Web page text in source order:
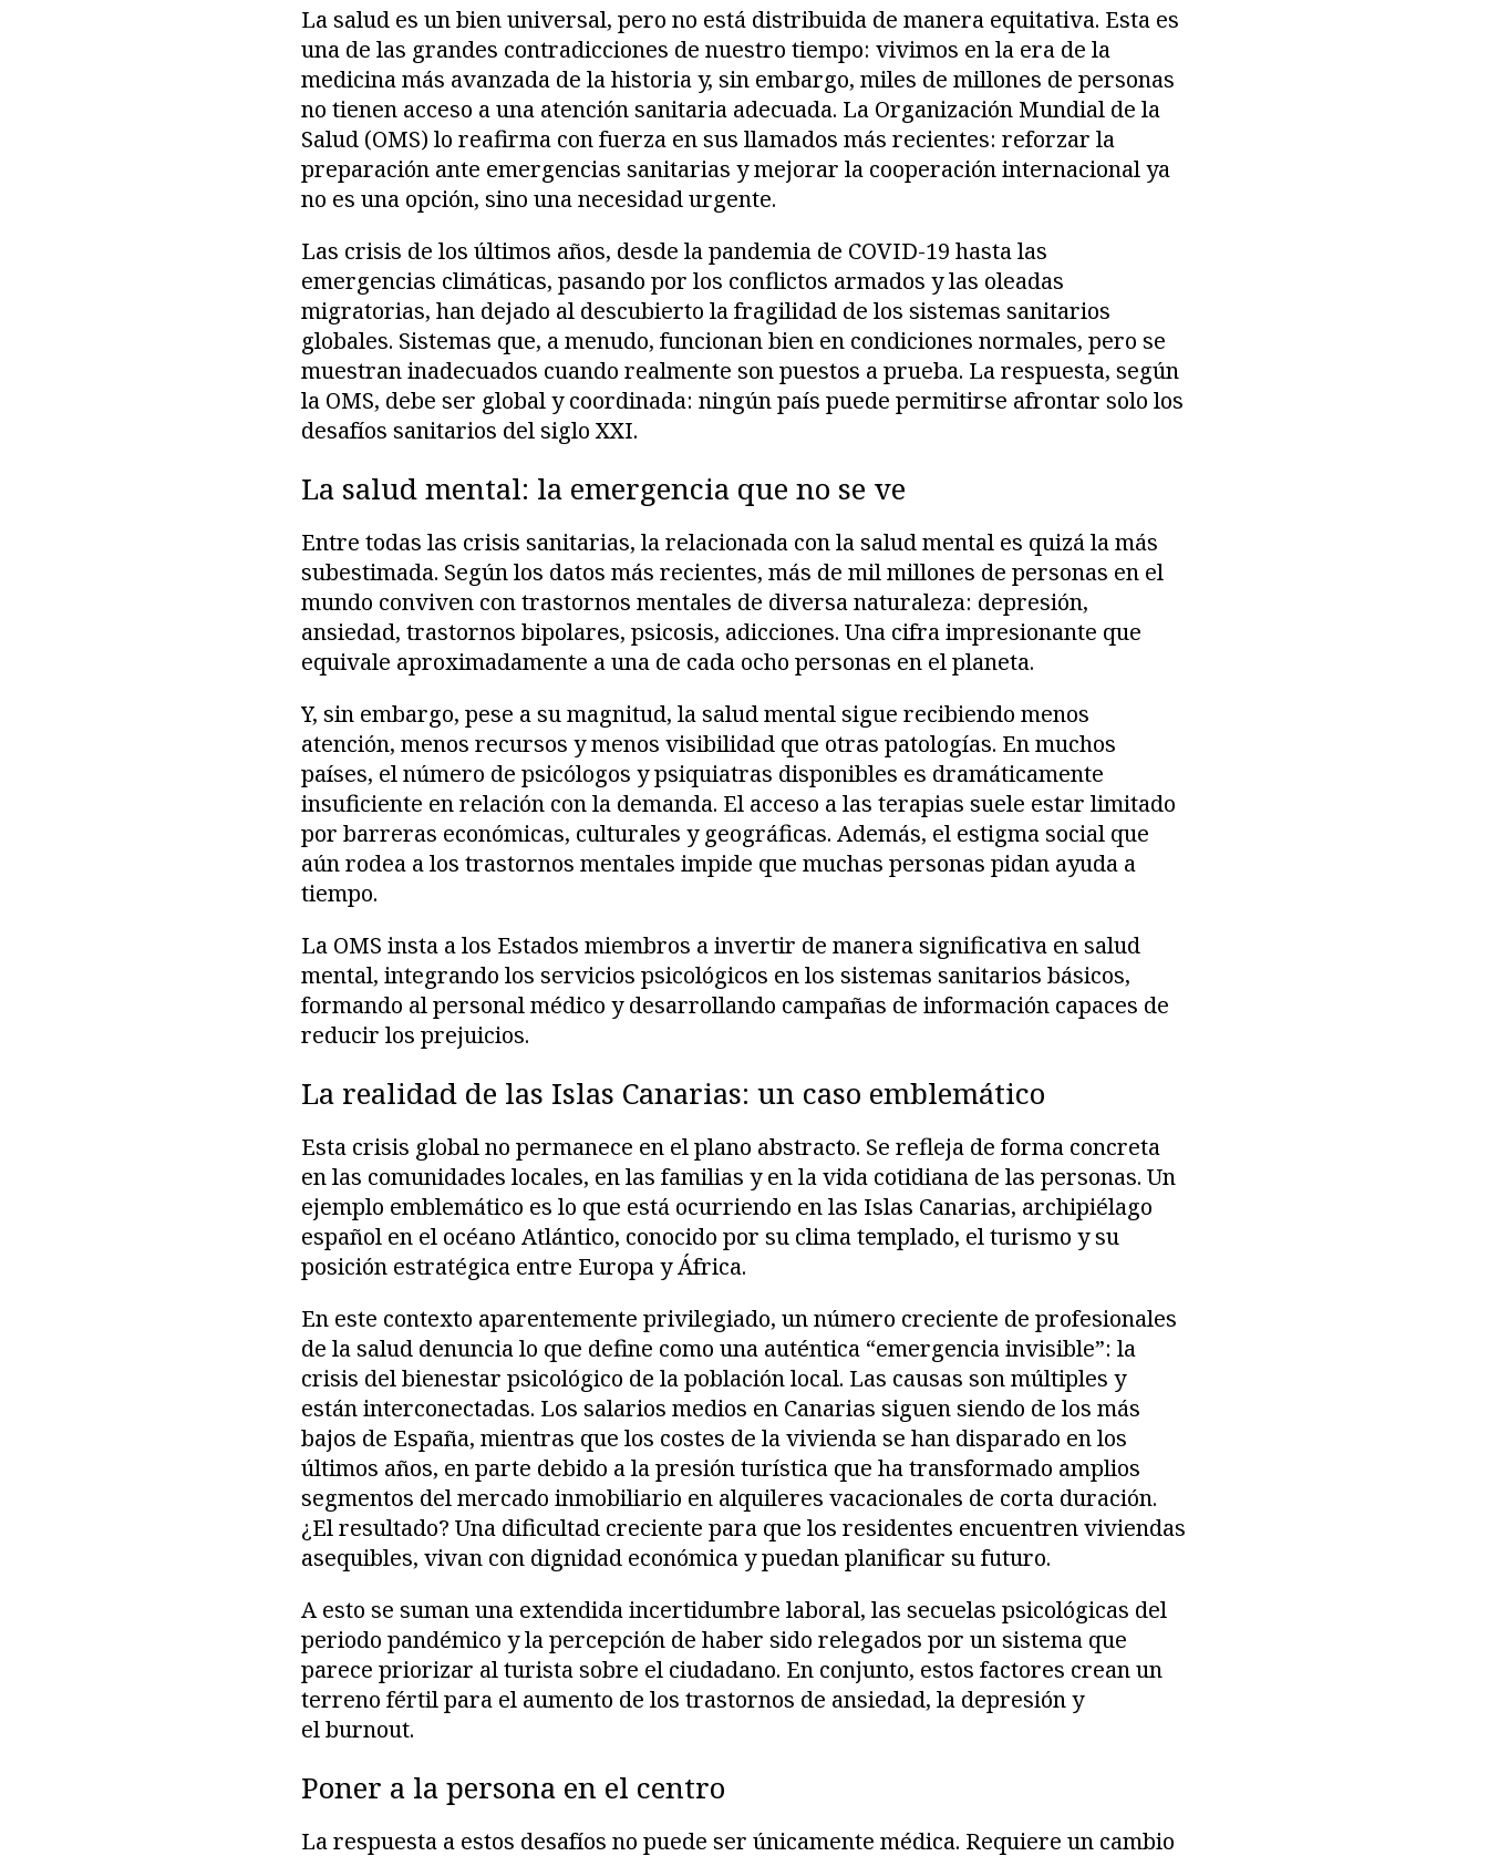
La salud es un bien universal, pero no está distribuida de manera equitativa. Esta es
una de las grandes contradicciones de nuestro tiempo: vivimos en la era de la
medicina más avanzada de la historia y, sin embargo, miles de millones de personas
no tienen acceso a una atención sanitaria adecuada. La Organización Mundial de la
Salud (OMS) lo reafirma con fuerza en sus llamados más recientes: reforzar la
preparación ante emergencias sanitarias y mejorar la cooperación internacional ya
no es una opción, sino una necesidad urgente.
Las crisis de los últimos años, desde la pandemia de COVID-19 hasta las
emergencias climáticas, pasando por los conflictos armados y las oleadas
migratorias, han dejado al descubierto la fragilidad de los sistemas sanitarios
globales. Sistemas que, a menudo, funcionan bien en condiciones normales, pero se
muestran inadecuados cuando realmente son puestos a prueba. La respuesta, según
la OMS, debe ser global y coordinada: ningún país puede permitirse afrontar solo los
desafíos sanitarios del siglo XXI.
La salud mental: la emergencia que no se ve
Entre todas las crisis sanitarias, la relacionada con la salud mental es quizá la más
subestimada. Según los datos más recientes, más de mil millones de personas en el
mundo conviven con trastornos mentales de diversa naturaleza: depresión,
ansiedad, trastornos bipolares, psicosis, adicciones. Una cifra impresionante que
equivale aproximadamente a una de cada ocho personas en el planeta.
Y, sin embargo, pese a su magnitud, la salud mental sigue recibiendo menos
atención, menos recursos y menos visibilidad que otras patologías. En muchos
países, el número de psicólogos y psiquiatras disponibles es dramáticamente
insuficiente en relación con la demanda. El acceso a las terapias suele estar limitado
por barreras económicas, culturales y geográficas. Además, el estigma social que
aún rodea a los trastornos mentales impide que muchas personas pidan ayuda a
tiempo.
La OMS insta a los Estados miembros a invertir de manera significativa en salud
mental, integrando los servicios psicológicos en los sistemas sanitarios básicos,
formando al personal médico y desarrollando campañas de información capaces de
reducir los prejuicios.
La realidad de las Islas Canarias: un caso emblemático
Esta crisis global no permanece en el plano abstracto. Se refleja de forma concreta
en las comunidades locales, en las familias y en la vida cotidiana de las personas. Un
ejemplo emblemático es lo que está ocurriendo en las Islas Canarias, archipiélago
español en el océano Atlántico, conocido por su clima templado, el turismo y su
posición estratégica entre Europa y África.
En este contexto aparentemente privilegiado, un número creciente de profesionales
de la salud denuncia lo que define como una auténtica “emergencia invisible”: la
crisis del bienestar psicológico de la población local. Las causas son múltiples y
están interconectadas. Los salarios medios en Canarias siguen siendo de los más
bajos de España, mientras que los costes de la vivienda se han disparado en los
últimos años, en parte debido a la presión turística que ha transformado amplios
segmentos del mercado inmobiliario en alquileres vacacionales de corta duración.
¿El resultado? Una dificultad creciente para que los residentes encuentren viviendas
asequibles, vivan con dignidad económica y puedan planificar su futuro.
A esto se suman una extendida incertidumbre laboral, las secuelas psicológicas del
periodo pandémico y la percepción de haber sido relegados por un sistema que
parece priorizar al turista sobre el ciudadano. En conjunto, estos factores crean un
terreno fértil para el aumento de los trastornos de ansiedad, la depresión y
el burnout.
Poner a la persona en el centro
La respuesta a estos desafíos no puede ser únicamente médica. Requiere un cambio